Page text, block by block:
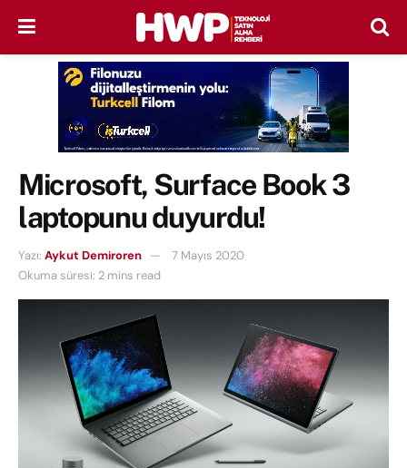
Microsoft, Surface Book 3
laptopunu duyurdu!
Yazı: Aykut Demiroren
7 Mayıs 2020
Okuma süresi: 2 mins read